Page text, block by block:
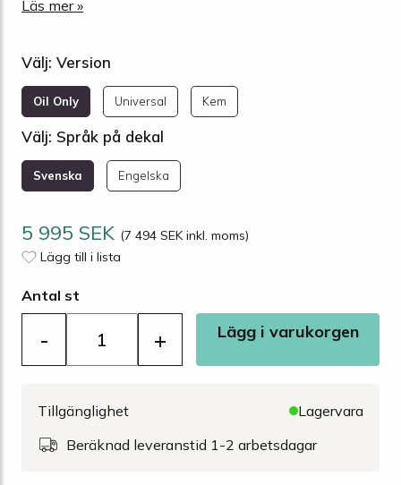
Läs mer »
Välj: Version
Oil Only Universal Kem
Välj: Språk på dekal
Svenska Engelska
5 995 SEK (7 494 SEK inkl. moms)
Lägg till i lista
Antal st
- + Lägg i varukorgen
Tillgänglighet
Lagervara
Beräknad leveranstid 1-2 arbetsdagar